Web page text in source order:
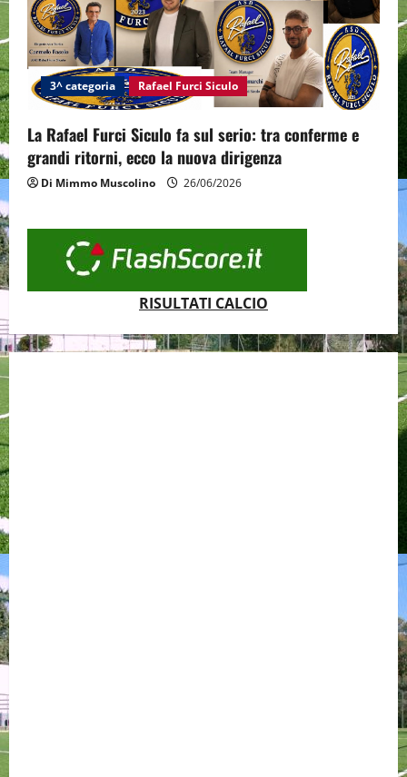
3^ categoria Rafael Furci Siculo
La Rafael Furci Siculo fa sul serio: tra conferme e
grandi ritorni, ecco la nuova dirigenza
Di Mimmo Muscolino 26/06/2026
RISULTATI CALCIO